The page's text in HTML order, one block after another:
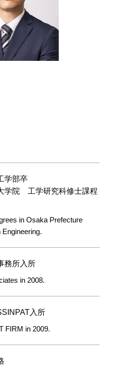
学部卒
学院 工学研究科修士課程
in Osaka Prefecture
務所入所
in 2008.
入所
FIRM in 2009.